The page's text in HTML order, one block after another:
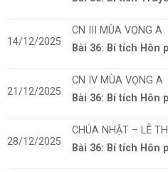
14/12/2025
CN III MÙA VỌNG A
Bài 36: Bí tích Hôn
21/12/2025
CN IV MÙA VỌNG A
Bài 36: Bí tích Hôn
28/12/2025
CHÚA NHẬT – LỄ
Bài 36: Bí tích Hôn